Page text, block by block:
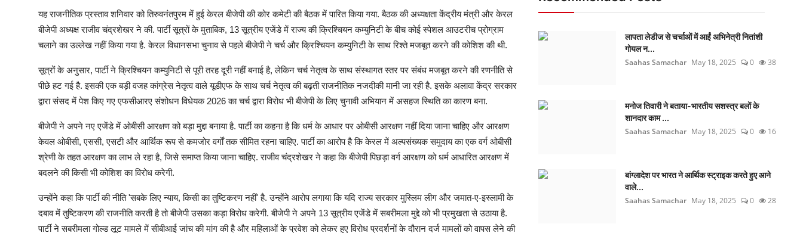
यह राजनीतिक प्रस्ताव शनिवार को तिरुवनंतपुरम में हुई केरल बीजेपी की कोर कमेटी की बैठक में पारित किया गया. बैठक की अध्यक्षता केंद्रीय मंत्री और केरल
बीजेपी अध्यक्ष राजीव चंद्रशेखर ने की. पार्टी सूत्रों के मुताबिक, 13 सूत्रीय एजेंडे में राज्य की क्रिश्चियन कम्युनिटी के बीच कोई स्पेशल आउटरीच प्रोग्राम
चलाने का उल्लेख नहीं किया गया है. केरल विधानसभा चुनाव से पहले बीजेपी ने चर्च और क्रिश्चियन कम्युनिटी के साथ रिश्ते मजबूत करने की कोशिश की थी.
सूत्रों के अनुसार, पार्टी ने क्रिश्चियन कम्युनिटी से पूरी तरह दूरी नहीं बनाई है, लेकिन चर्च नेतृत्व के साथ संस्थागत स्तर पर संबंध मजबूत करने की रणनीति से
पीछे हट गई है. इसकी एक बड़ी वजह कांग्रेस नेतृत्व वाले यूडीएफ के साथ चर्च नेतृत्व की बढ़ती राजनीतिक नजदीकी मानी जा रही है. इसके अलावा केंद्र सरकार
द्वारा संसद में पेश किए गए एफसीआरए संशोधन विधेयक 2026 का चर्च द्वारा विरोध भी बीजेपी के लिए चुनावी अभियान में असहज स्थिति का कारण बना.
बीजेपी ने अपने नए एजेंडे में ओबीसी आरक्षण को बड़ा मुद्दा बनाया है. पार्टी का कहना है कि धर्म के आधार पर ओबीसी आरक्षण नहीं दिया जाना चाहिए और आरक्षण
केवल ओबीसी, एससी, एसटी और आर्थिक रूप से कमजोर वर्गों तक सीमित रहना चाहिए. पार्टी का आरोप है कि केरल में अल्पसंख्यक समुदाय का एक वर्ग ओबीसी
श्रेणी के तहत आरक्षण का लाभ ले रहा है, जिसे समाप्त किया जाना चाहिए. राजीव चंद्रशेखर ने कहा कि बीजेपी पिछड़ा वर्ग आरक्षण को धर्म आधारित आरक्षण में
बदलने की किसी भी कोशिश का विरोध करेगी.
उन्होंने कहा कि पार्टी की नीति 'सबके लिए न्याय, किसी का तुष्टिकरण नहीं' है. उन्होंने आरोप लगाया कि यदि राज्य सरकार मुस्लिम लीग और जमात-ए-इस्लामी के
दबाव में तुष्टिकरण की राजनीति करती है तो बीजेपी उसका कड़ा विरोध करेगी. बीजेपी ने अपने 13 सूत्रीय एजेंडे में सबरीमला मुद्दे को भी प्रमुखता से उठाया है.
पार्टी ने सबरीमला गोल्ड लूट मामले में सीबीआई जांच की मांग की है और महिलाओं के प्रवेश को लेकर हुए विरोध प्रदर्शनों के दौरान दर्ज मामलों को वापस लेने की
लापता लेडीज से चर्चाओं में आईं अभिनेत्री नितांशी
गोयल न...
Saahas Samachar May 18, 2025 0 38
मनोज तिवारी ने बताया-भारतीय सशस्त्र बलों के
शानदार काम ...
Saahas Samachar May 18, 2025 0 16
बांग्लादेश पर भारत ने आर्थिक स्ट्राइक करते हुए आने
वाले...
Saahas Samachar May 18, 2025 0 28